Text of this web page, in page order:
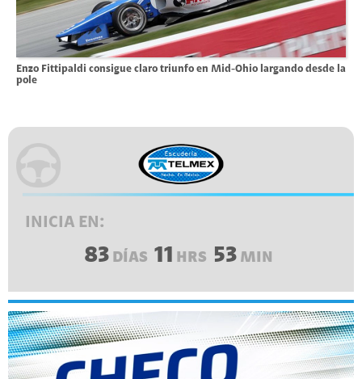
Enzo Fittipaldi consigue claro triunfo en Mid-Ohio largando desde la
pole
INICIA EN:
83 DÍAS 11 HRS 53 MIN